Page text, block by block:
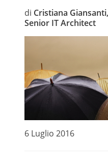
di Cristiana
Senior IT Architect
6 Luglio 2016